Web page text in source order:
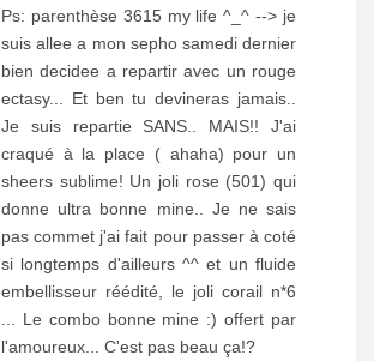
Ps: parenthèse 3615 my life ^_^ --> je
suis allee a mon sepho samedi dernier
bien decidee a repartir avec un rouge
ectasy... Et ben tu devineras jamais..
Je suis repartie SANS.. MAIS!! J'ai
craqué à la place ( ahaha) pour un
sheers sublime! Un joli rose (501) qui
donne ultra bonne mine.. Je ne sais
pas commet j'ai fait pour passer à coté
si longtemps d'ailleurs ^^ et un fluide
embellisseur réédité, le joli corail n*6
... Le combo bonne mine :) offert par
l'amoureux... C'est pas beau ça!?